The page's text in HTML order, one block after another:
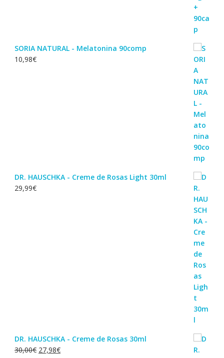
SORIA NATURAL - Melatonina 90comp
10,98€
DR. HAUSCHKA - Creme de Rosas Light 30ml
29,99€
DR. HAUSCHKA - Creme de Rosas 30ml
30,00€ O
27,98€O